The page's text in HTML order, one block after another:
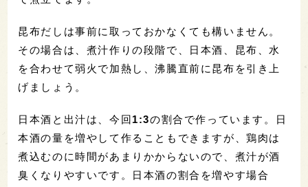
昆布だしは事前に取っておかなくても構いません。
その場合は、煮汁作りの段階で、日本酒、昆布、水
を合わせて弱火で加熱し、沸騰直前に昆布を引き上
げましょう。
日本酒と出汁は、今回1:3の割合で作っています。日
本酒の量を増やして作ることもできますが、鶏肉は
煮込むのに時間があまりかからないので、煮汁が酒
臭くなりやすいです。日本酒の割合を増やす場合